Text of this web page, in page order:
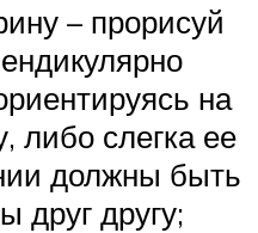
– прорисуй
на
либо слегка ее
должны быть
друг другу;